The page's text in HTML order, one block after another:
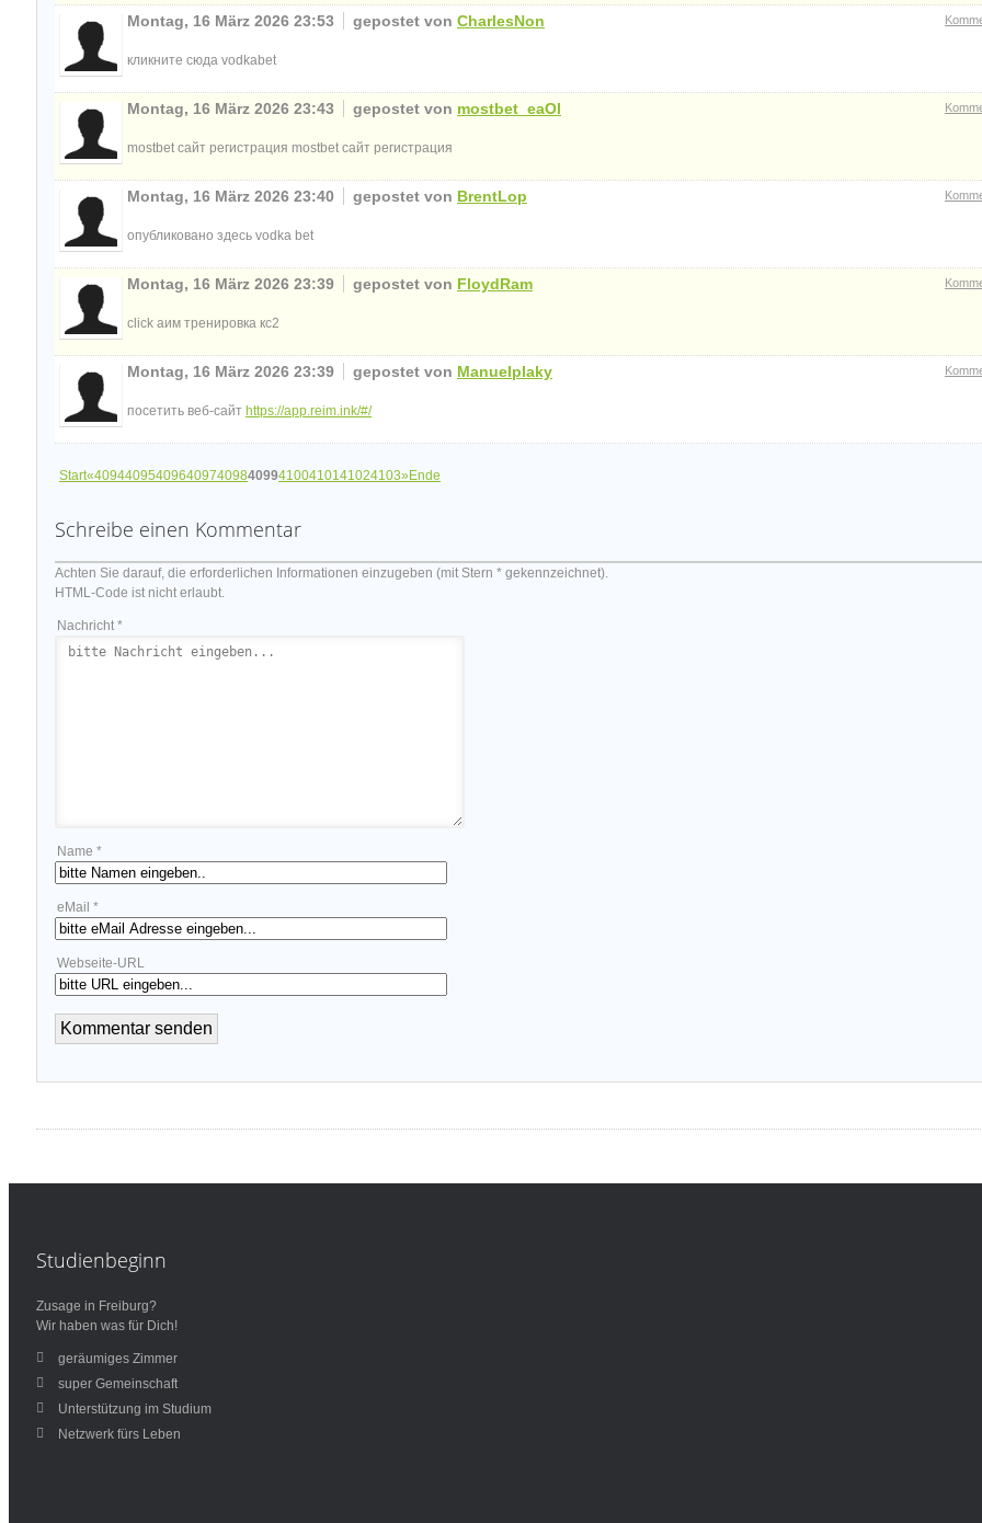
Montag, 16 März 2026 23:53 gepostet von CharlesNon
кликните сюда vodkabet
Montag, 16 März 2026 23:43 gepostet von mostbet_eaOl
mostbet сайт регистрация mostbet сайт регистрация
Montag, 16 März 2026 23:40 gepostet von BrentLop
опубликовано здесь vodka bet
Montag, 16 März 2026 23:39 gepostet von FloydRam
click аим тренировка кс2
Montag, 16 März 2026 23:39 gepostet von Manuelplaky
посетить веб-сайт https://app.reim.ink/#/
Start«4094409540964097409840994100410141024103»Ende
Schreibe einen Kommentar
Achten Sie darauf, die erforderlichen Informationen einzugeben (mit Stern * gekennzeichnet).
HTML-Code ist nicht erlaubt.
Nachricht *
Name *
eMail *
Webseite-URL
Studienbeginn
Zusage in Freiburg?
Wir haben was für Dich!
geräumiges Zimmer
super Gemeinschaft
Unterstützung im Studium
Netzwerk fürs Leben